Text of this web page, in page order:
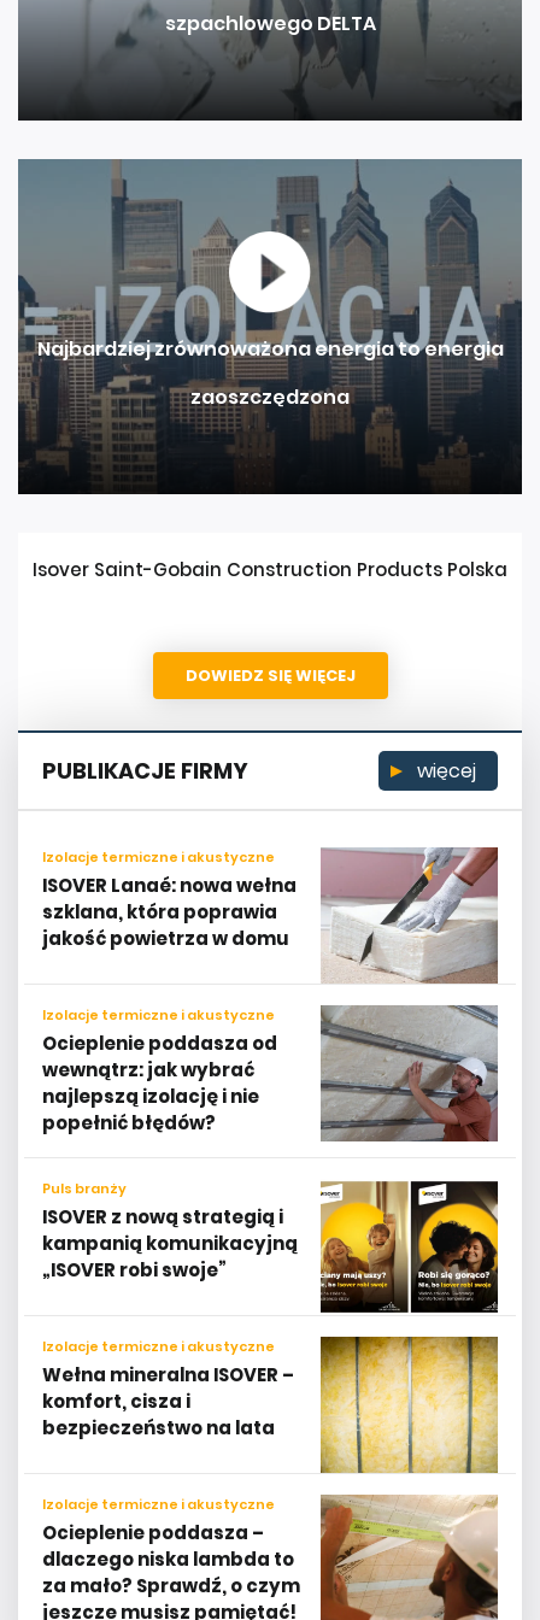
szpachlowego DELTA
Najbardziej zrównoważona energia to energia
zaoszczędzona
Isover Saint-Gobain Construction Products Polska
DOWIEDZ SIĘ WIĘCEJ
PUBLIKACJE FIRMY więcej
Izolacje termiczne i akustyczne
ISOVER Lanaé: nowa wełna
szklana, która poprawia
jakość powietrza w domu
Izolacje termiczne i akustyczne
Ocieplenie poddasza od
wewnątrz: jak wybrać
najlepszą izolację i nie
popełnić błędów?
Puls branży
ISOVER z nową strategią i
kampanią komunikacyjną
„ISOVER robi swoje”
Izolacje termiczne i akustyczne
Wełna mineralna ISOVER –
komfort, cisza i
bezpieczeństwo na lata
Izolacje termiczne i akustyczne
Ocieplenie poddasza –
dlaczego niska lambda to
za mało? Sprawdź, o czym
jeszcze musisz pamiętać!